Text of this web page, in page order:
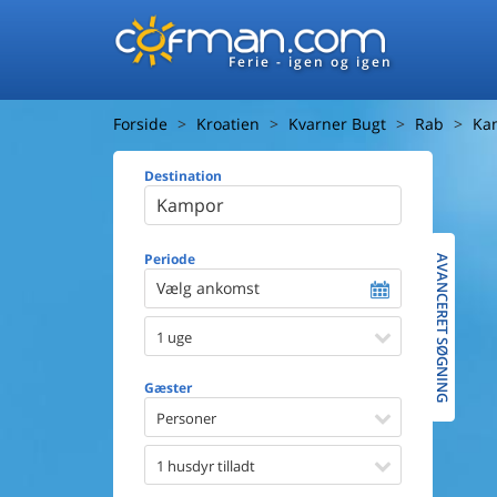
Ferie - igen og igen
Forside Kroatien Kvarner Bugt Rab
Destination
Periode
Vælg ankomst
1 uge
Gæster
Personer
1 husdyr tilladt
Afstand til
Udsigt til
Faciliteter
Spa
AVANCERET SØGNING